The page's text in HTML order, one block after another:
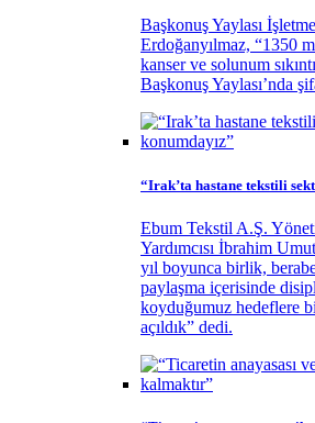
Başkonuş Yaylası
Erdoğanyılmaz, “1350
kanser ve solunum
Başkonuş Yaylası’nda
“Irak’ta hastane tekstili
Ebum Tekstil A.Ş.
Yardımcısı İbrahim
yıl boyunca birlik,
paylaşma içerisinde
koyduğumuz hedeflere
açıldık” dedi.